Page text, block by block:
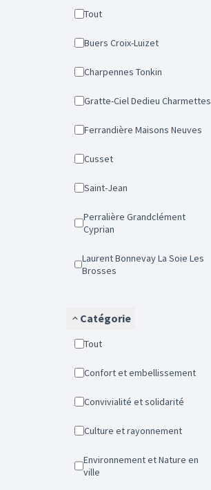
Tout
Buers Croix-Luizet
Charpennes Tonkin
Gratte-Ciel Dedieu Charmettes
Ferrandière Maisons Neuves
Cusset
Saint-Jean
Perralière Grandclément
Cyprian
Laurent Bonnevay La Soie Les
Brosses
Catégorie
Tout
Confort et embellissement
Convivialité et solidarité
Culture et rayonnement
Environnement et Nature en
ville